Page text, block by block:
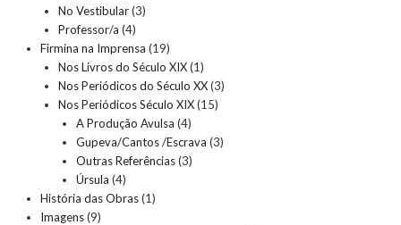
No Vestibular(3)
Professor/a (4)
Firmina na Imprensa (19)
Nos Livros do Século XIX(1)
Nos Periódicos do Século XX(3)
Nos Periódicos Século XIX(15)
A Produção Avulsa (4)
Gupeva/Cantos /Escrava (3)
Outras Referências(3)
Úrsula (4)
História das Obras(1)
Imagens(9)